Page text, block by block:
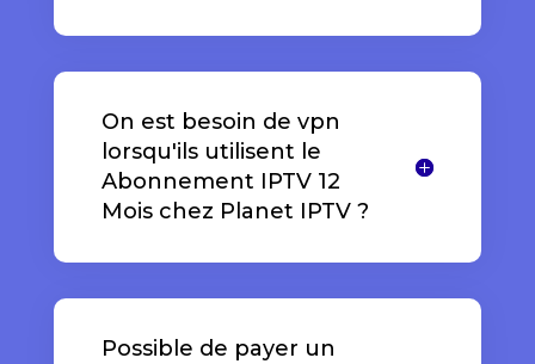
On est besoin de vpn
lorsqu'ils utilisent le
Abonnement IPTV 12
Mois chez Planet IPTV ?
Possible de payer un